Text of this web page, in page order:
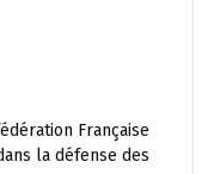
Française
la défense des